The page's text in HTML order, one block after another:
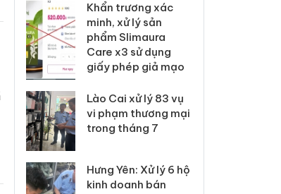
Khẩn trương xác
minh, xử lý sản
phẩm Slimaura
Care x3 sử dụng
giấy phép giả mạo
Lào Cai xử lý 83 vụ
vi phạm thương mại
trong tháng 7
Hưng Yên: Xử lý 6 hộ
kinh doanh bán